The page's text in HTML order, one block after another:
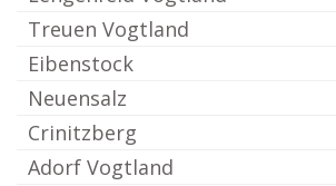
Treuen Vogtland
Eibenstock
Neuensalz
Crinitzberg
Adorf Vogtland